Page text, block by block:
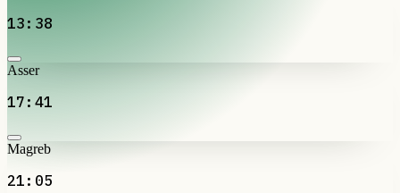
13:38
Asser
17:41
Magreb
21:05